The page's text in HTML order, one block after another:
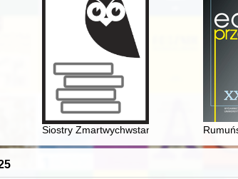
Armii na Kresach Południowo-
von Wissenschaft, Politik und
Siostry Zmartwychwstanki w Kętach